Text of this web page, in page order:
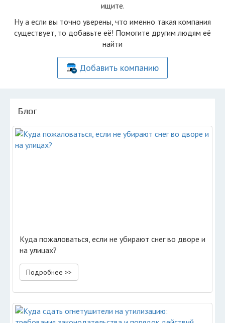
ищите.
Ну а если вы точно уверены, что именно такая компания
существует, то добавьте её! Помогите другим людям её
найти
Добавить компанию
Блог
Куда пожаловаться, если не убирают снег во дворе и
на улицах?
Подробнее >>